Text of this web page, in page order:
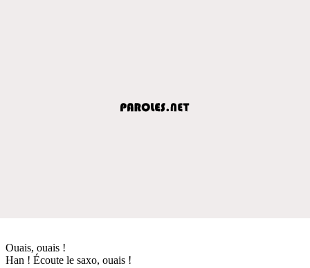
Ouais, ouais !
Han ! Écoute le saxo, ouais !